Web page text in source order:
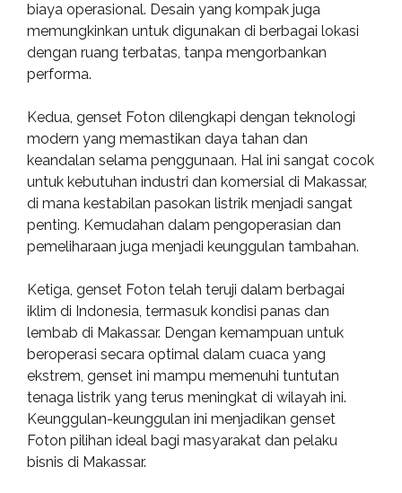
biaya operasional. Desain yang kompak juga
memungkinkan untuk digunakan di berbagai lokasi
dengan ruang terbatas, tanpa mengorbankan
performa.
Kedua, genset Foton dilengkapi dengan teknologi
modern yang memastikan daya tahan dan
keandalan selama penggunaan. Hal ini sangat cocok
untuk kebutuhan industri dan komersial di Makassar,
di mana kestabilan pasokan listrik menjadi sangat
penting. Kemudahan dalam pengoperasian dan
pemeliharaan juga menjadi keunggulan tambahan.
Ketiga, genset Foton telah teruji dalam berbagai
iklim di Indonesia, termasuk kondisi panas dan
lembab di Makassar. Dengan kemampuan untuk
beroperasi secara optimal dalam cuaca yang
ekstrem, genset ini mampu memenuhi tuntutan
tenaga listrik yang terus meningkat di wilayah ini.
Keunggulan-keunggulan ini menjadikan genset
Foton pilihan ideal bagi masyarakat dan pelaku
bisnis di Makassar.